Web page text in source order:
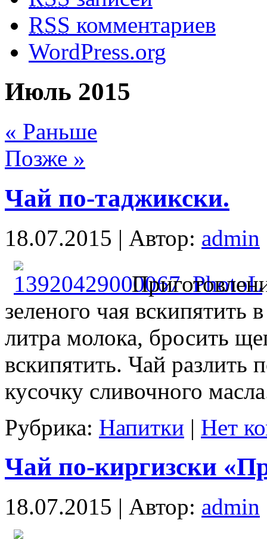
RSS комментариев
WordPress.org
Июль 2015
« Раньше
Позже »
Чай по-таджикски.
18.07.2015 | Автор: admin
зеленого чая вскипятить
литра молока, бросить
вскипятить. Чай разлить
кусочку сливочного
Рубрика: Напитки | Нет
Чай по-киргизски
18.07.2015 | Автор: admin